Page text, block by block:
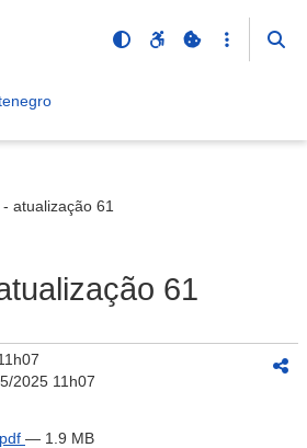
atualização 61
61
2025 11h07
— 1.9 MB